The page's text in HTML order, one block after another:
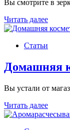
с
Вы смотрите в
Читать далее
коже
тон
Статьи
Домашняя
Вы устали от
Читать далее